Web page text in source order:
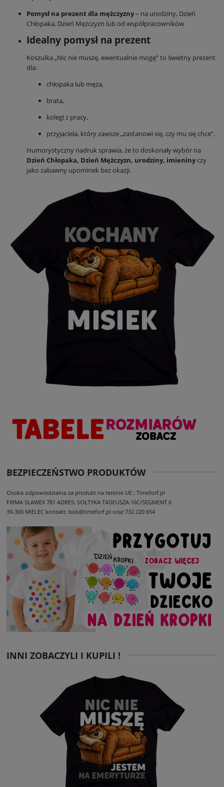
Pomysł na prezent dla mężczyzny– na urodziny, Dzień
Chłopaka, Dzień Mężczyzn lub od współpracowników
Idealny pomysł na prezent
Koszulka „Nic nie muszę, ewentualnie mogę” to świetny prezent
dla:
chłopaka lub męża,
brata,
kolegi z pracy,
przyjaciela, który zawsze „zastanowi się, czy mu się chce”.
Humorystyczny nadruk sprawia, że to doskonały wybór na
Dzień Chłopaka, Dzień Mężczyzn, urodziny, imieninyczy
jako zabawny upominek bez okazji.
BEZPIECZEŃSTWO PRODUKTÓW
Osoba odpowiedzialna za produkt na terenie UE : Timeforf.pl
FIRMA SLAWEX 781 ADRES: SOŁTYKA TADEUSZA 16C/SEGMENT 6
39-300 MIELEC kontakt: bok@timeforf.pl oraz 732 220 654
INNI ZOBACZYLI I KUPILI !